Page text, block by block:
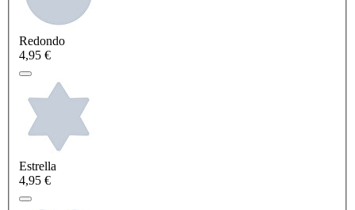
Redondo
4,95 €
Estrella
4,95 €